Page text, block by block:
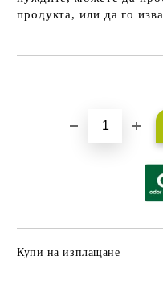
продукта, или да го
Купи на изплащане